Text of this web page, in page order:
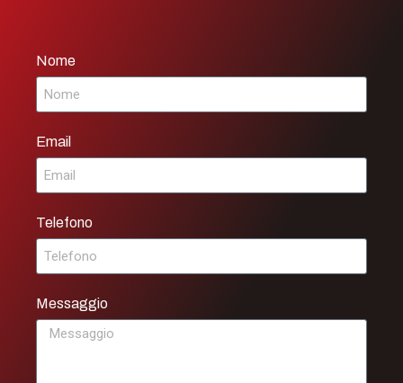
Nome
Email
Telefono
Messaggio